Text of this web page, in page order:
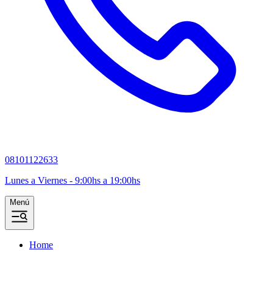
08101122633
Lunes a Viernes - 9:00hs a 19:00hs
Menú
Home